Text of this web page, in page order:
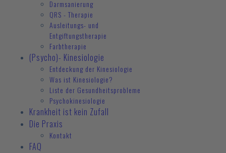
Darmsanierung
QRS - Therapie
Ausleitungs- und
Entgiftungstherapie
Farbtherapie
(Psycho)- Kinesiologie
Entdeckung der Kinesiologie
Was ist Kinesiologie?
Liste der Gesundheitsprobleme
Psychokinesiologie
Krankheit ist kein Zufall
Die Praxis
Kontakt
FAQ